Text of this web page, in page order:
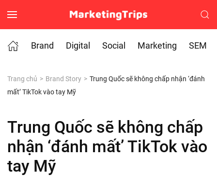
Skip to main content
Brand
Digital Social Marketing SEM
Trang chủ Brand Story
Trung Quốc sẽ không chấp nhận ‘đánh
mất’ TikTok vào tay Mỹ
Trung Quốc sẽ không chấp
nhận ‘đánh mất’ TikTok vào
tay Mỹ